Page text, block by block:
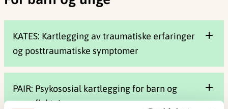
KATES: Kartlegging av traumatiske erfaringer
og posttraumatiske symptomer
PAIR: Psykososial kartlegging for barn og
unge flyktninger